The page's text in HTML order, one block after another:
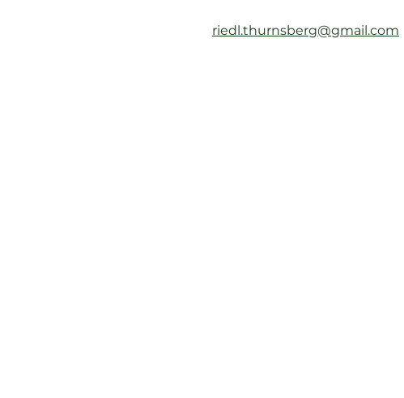
riedl.thurnsberg@gmail.com